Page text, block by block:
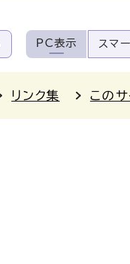
PC表示 スマ
リンク集 このサ